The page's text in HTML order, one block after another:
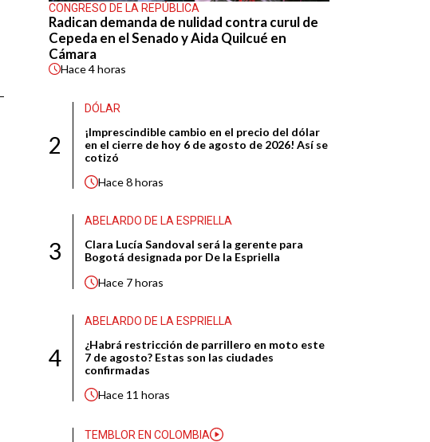
CONGRESO DE LA REPÚBLICA
Radican demanda de nulidad contra curul de
Cepeda en el Senado y Aida Quilcué en
Cámara
Hace4 horas
2
DÓLAR
¡Imprescindible cambio en el precio del dólar
en el cierre de hoy 6 de agosto de 2026! Así se
cotizó
Hace8 horas
3
ABELARDO DE LA ESPRIELLA
Clara Lucía Sandoval será la gerente para
Bogotá designada por De la Espriella
Hace 7 horas
4
ABELARDO DE LA ESPRIELLA
¿Habrá restricción de parrillero en moto este
7 de agosto? Estas son las ciudades
confirmadas
Hace 11 horas
TEMBLOR EN COLOMBIA